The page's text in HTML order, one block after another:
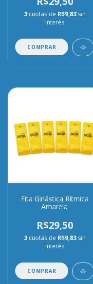
3 cuotas de R$9,83 sin
interés
COMPRAR
Fita Ginástica Rítmica
Amarela
R$29,50
3 cuotas de R$9,83 sin
interés
COMPRAR